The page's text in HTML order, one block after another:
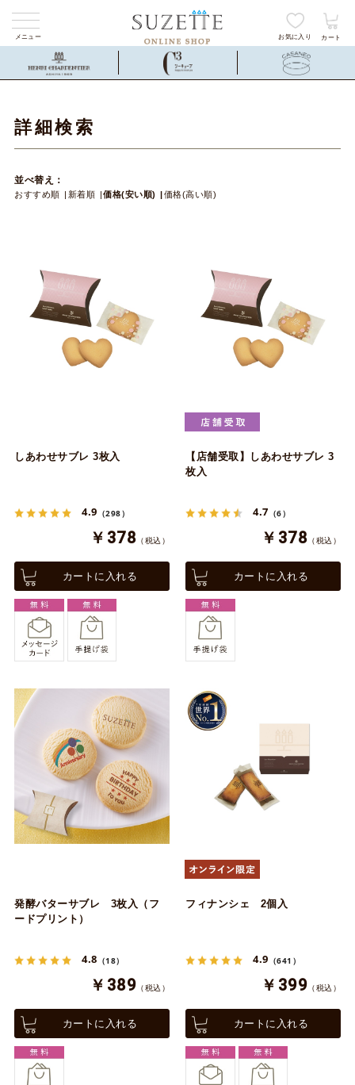
メニュー お気に入り カート
詳細検索
並べ替え：
おすすめ順 新着順 価格(安い順) 価格(高い順)
しあわせサブレ 3枚入
4.9 （298）
￥378 （税込）
カートに入れる
【店舗受取】しあわせサブレ 3
枚入
4.7 （6）
￥378 （税込）
カートに入れる
発酵バターサブレ 3枚入（フ
ードプリント）
4.8 （18）
￥389 （税込）
カートに入れる
フィナンシェ 2個入
4.9 （641）
￥399 （税込）
カートに入れる